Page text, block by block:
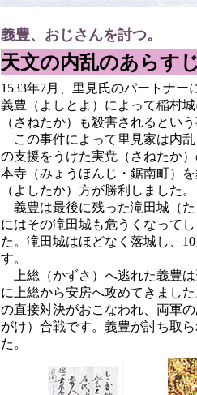
義豊、おじさんを討つ。
天文の内乱のあらすじ
1533年7月、里見氏のパートナ
義豊（よしとよ）によって稲村
（さねたか）も殺害されるとい
この事件によって里見家は内
の支援をうけた実尭（さねたか
本寺（みょうほんじ・鋸南町）
（よしたか）方が勝利しました。
義豊は最後に残った滝田城（
にはその滝田城も危うくなって
た。滝田城はほどなく落城し、
す。
上総（かずさ）へ逃れた義豊
に上総から安房へ攻めてきまし
の直接対決がおこなわれ、両軍
がけ）合戦です。義豊が討ち取
た。